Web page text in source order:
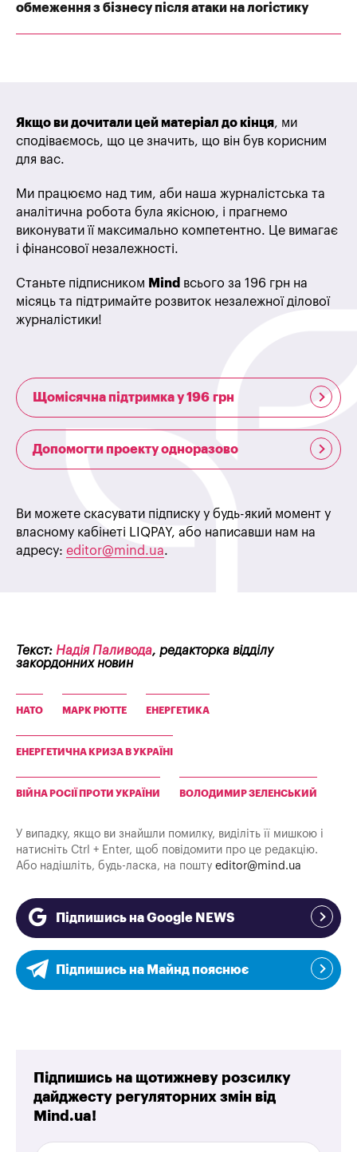
обмеження з бізнесу після атаки на логістику
Якщо ви дочитали цей матеріал до кінця, ми
сподіваємось, що це значить, що він був корисним
для вас.
Ми працюємо над тим, аби наша журналістська та
аналітична робота була якісною, і прагнемо
виконувати її максимально компетентно. Це вимагає
і фінансової незалежності.
Станьте підписником Mind всього за 196 грн на
місяць та підтримайте розвиток незалежної ділової
журналістики!
Щомісячна підтримка у 196 грн
Допомогти проекту одноразово
Ви можете скасувати підписку у будь-який момент у
власному кабінеті LIQPAY, або написавши нам на
адресу: editor@mind.ua.
Текст: Надія Паливода, редакторка відділу
закордонних новин
НАТО МАРК РЮТТЕ ЕНЕРГЕТИКА
ЕНЕРГЕТИЧНА КРИЗА В УКРАЇНІ
ВІЙНА РОСІЇ ПРОТИ УКРАЇНИ ВОЛОДИМИР ЗЕЛЕНСЬКИЙ
У випадку, якщо ви знайшли помилку, виділіть її мишкою і
натисніть Ctrl + Enter, щоб повідомити про це редакцію.
Або надішліть, будь-ласка, на пошту editor@mind.ua
Підпишись на Google NEWS
Підпишись на Майнд пояснює
Підпишись на щотижневу розсилку
дайджесту регуляторних змін від
Mind.ua!